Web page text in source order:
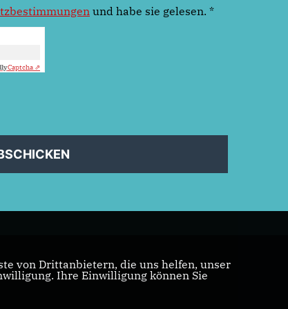
und habe sie gelesen. *
Captcha ⇗
von Drittanbietern, die uns helfen, unser
Ihre Einwilligung können Sie